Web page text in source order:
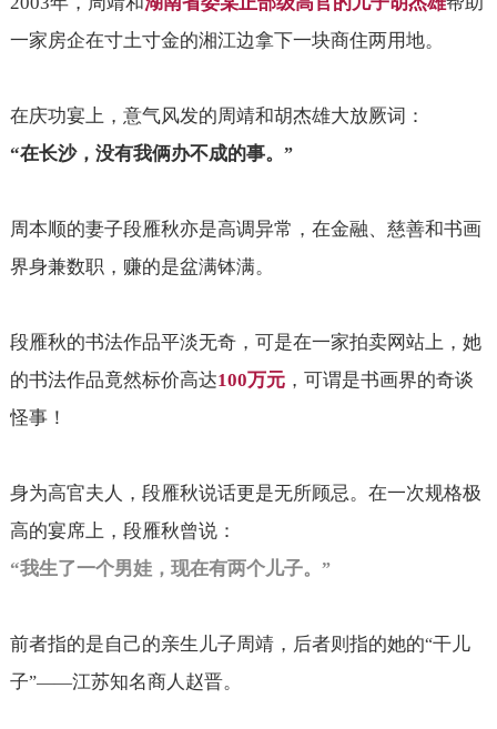
一家房企在寸土寸金的湘江边拿下一块商住两用地。
在庆功宴上，意气风发的周靖和胡杰雄大放厥词：
“在长沙，没有我俩办不成的事。 ”
周本顺的妻子段雁秋亦是高调异常，在金融、慈善和书画
界身兼数职，赚的是盆满钵满。
段雁秋的书法作品平淡无奇，可是在一家拍卖网站上，她
的书法作品竟然标价高达100万元，可谓是书画界的奇谈
怪事！
身为高官夫人，段雁秋说话更是无所顾忌。在一次规格极
高的宴席上，段雁秋曾说：
“我生了一个男娃，现在有两个儿子。 ”
前者指的是自己的亲生儿子周靖，后者则指的她的“干儿
子”——江苏知名商人赵晋。